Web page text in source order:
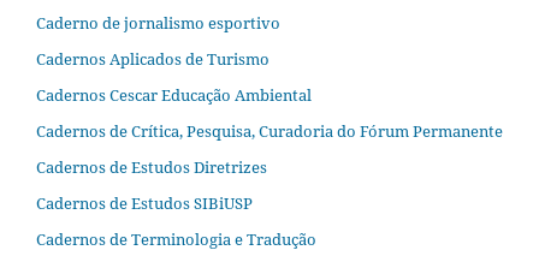
Caderno de jornalismo esportivo
Cadernos Aplicados de Turismo
Cadernos Cescar Educação Ambiental
Cadernos de Crítica, Pesquisa, Curadoria do Fórum Permanente
Cadernos de Estudos Diretrizes
Cadernos de Estudos SIBiUSP
Cadernos de Terminologia e Tradução